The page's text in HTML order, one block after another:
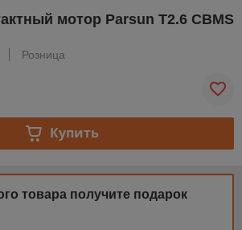
мотор Parsun T2.6 CBMS
Розница
Купить
товара получите подарок